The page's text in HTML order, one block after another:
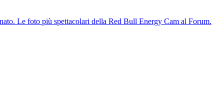
Le foto più spettacolari della Red Bull Energy Cam al Forum.